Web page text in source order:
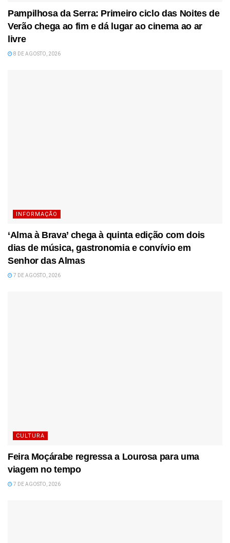
Pampilhosa da Serra: Primeiro ciclo das Noites de
Verão chega ao fim e dá lugar ao cinema ao ar
livre
8 DE AGOSTO, 2026
INFORMAÇÃO
‘Alma à Brava’ chega à quinta edição com dois
dias de música, gastronomia e convívio em
Senhor das Almas
7 DE AGOSTO, 2026
CULTURA
Feira Moçárabe regressa a Lourosa para uma
viagem no tempo
7 DE AGOSTO, 2026